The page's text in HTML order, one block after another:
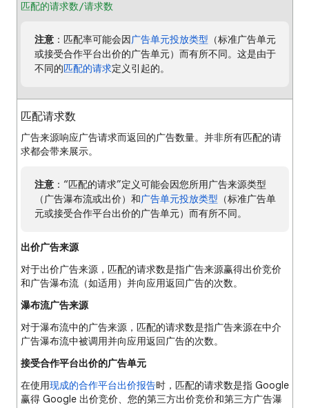
匹配的请求数/请求数
注意 ：匹配率可能会因广告单元投放类型 （标准广告单元
或接受合作平台出价的广告单元）而有所不同。这是由于
不同的匹配的请求定义引起的。
匹配请求数
广告来源响应广告请求而返回的广告数量。并非所有匹配的请
求都会带来展示。
注意 ：“匹配的请求”定义可能会因您所用广告来源类型
（广告瀑布流或出价）和广告单元投放类型 （标准广告单
元或接受合作平台出价的广告单元）而有所不同。
出价广告来源
对于出价广告来源，匹配的请求数是指广告来源赢得出价竞价
和广告瀑布流（如适用）并向应用返回广告的次数。
瀑布流广告来源
对于瀑布流中的广告来源，匹配的请求数是指广告来源在中介
广告瀑布流中被调用并向应用返回广告的次数。
接受合作平台出价的广告单元
在使用现成的合作平台出价报告时，匹配的请求数是指 Google
赢得 Google 出价竞价、您的第三方出价竞价和第三方广告瀑